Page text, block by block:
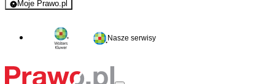
Moje Prawo.pl
- rejestracja i logowanie do serwisu
Nasze serwisy